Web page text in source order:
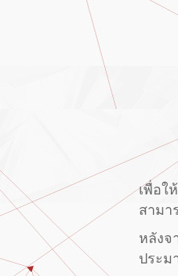
เพื่อใ
สามา
หลังจ
ประม